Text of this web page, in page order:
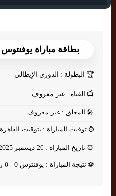
بطاقة مباراة يوفنتوس Vs روما
🏆 البطولة : الدوري الإيطالي
📺 القناة : غير معروف
🎤 المعلق : غير معروف
⌚ توقيت المباراة : بتوقيت القاهرة
⏰ تاريخ المباراة : 20 ديسمبر 2025
⚽ نتيجة المباراة : يوفنتوس 0 - 0 روما